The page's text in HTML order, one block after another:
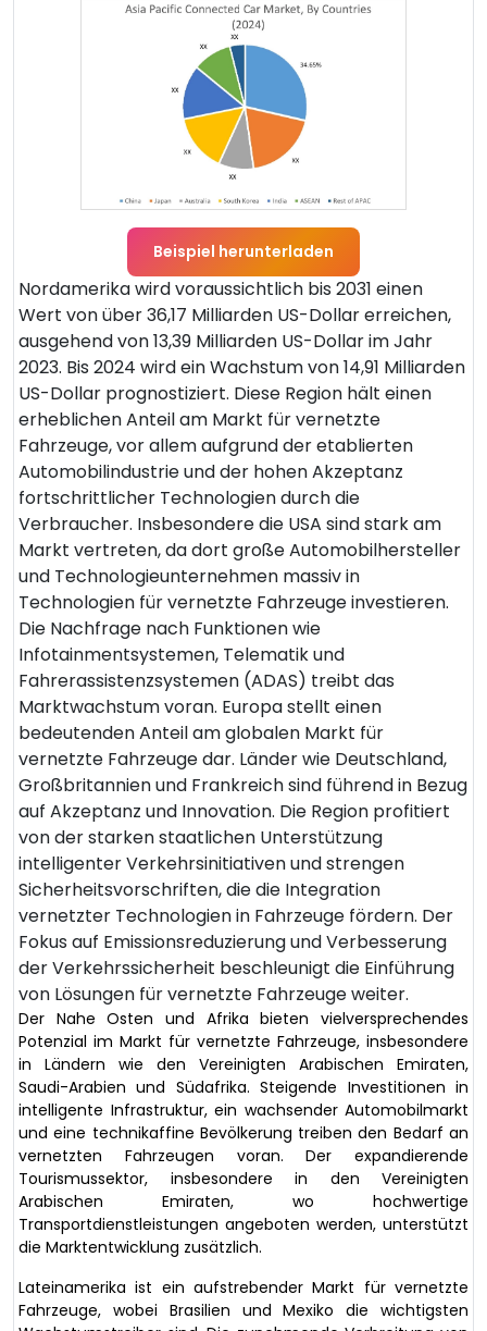
Beispiel herunterladen
Nordamerika wird voraussichtlich bis 2031 einen
Wert von über 36,17 Milliarden US-Dollar erreichen,
ausgehend von 13,39 Milliarden US-Dollar im Jahr
2023. Bis 2024 wird ein Wachstum von 14,91 Milliarden
US-Dollar prognostiziert. Diese Region hält einen
erheblichen Anteil am Markt für vernetzte
Fahrzeuge, vor allem aufgrund der etablierten
Automobilindustrie und der hohen Akzeptanz
fortschrittlicher Technologien durch die
Verbraucher. Insbesondere die USA sind stark am
Markt vertreten, da dort große Automobilhersteller
und Technologieunternehmen massiv in
Technologien für vernetzte Fahrzeuge investieren.
Die Nachfrage nach Funktionen wie
Infotainmentsystemen, Telematik und
Fahrerassistenzsystemen (ADAS) treibt das
Marktwachstum voran. Europa stellt einen
bedeutenden Anteil am globalen Markt für
vernetzte Fahrzeuge dar. Länder wie Deutschland,
Großbritannien und Frankreich sind führend in Bezug
auf Akzeptanz und Innovation. Die Region profitiert
von der starken staatlichen Unterstützung
intelligenter Verkehrsinitiativen und strengen
Sicherheitsvorschriften, die die Integration
vernetzter Technologien in Fahrzeuge fördern. Der
Fokus auf Emissionsreduzierung und Verbesserung
der Verkehrssicherheit beschleunigt die Einführung
von Lösungen für vernetzte Fahrzeuge weiter.
Der Nahe Osten und Afrika bieten vielversprechendes
Potenzial im Markt für vernetzte Fahrzeuge, insbesondere
in Ländern wie den Vereinigten Arabischen Emiraten,
Saudi-Arabien und Südafrika. Steigende Investitionen in
intelligente Infrastruktur, ein wachsender Automobilmarkt
und eine technikaffine Bevölkerung treiben den Bedarf an
vernetzten Fahrzeugen voran. Der expandierende
Tourismussektor, insbesondere in den Vereinigten
Arabischen Emiraten, wo hochwertige
Transportdienstleistungen angeboten werden, unterstützt
die Marktentwicklung zusätzlich.
Lateinamerika ist ein aufstrebender Markt für vernetzte
Fahrzeuge, wobei Brasilien und Mexiko die wichtigsten